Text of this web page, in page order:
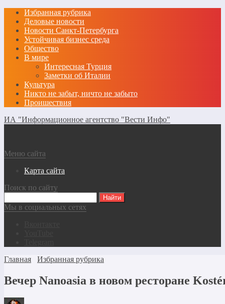
Избранная рубрика
Деловые новости
Новости Санкт-Петербурга
Устойчивая бизнес среда
Общество
В мире
Интересная Турция
Заметки об Италии
Культура
Никто не забыт, ничто не забыто
Проишествия
ИА "Информационное агентство "Вести Инфо"
Меню сайта
Карта сайта
Поиск по сайту
Мы в социальных сетях
Главная
Избранная рубрика
Вечер Nanoasia в новом ресторане